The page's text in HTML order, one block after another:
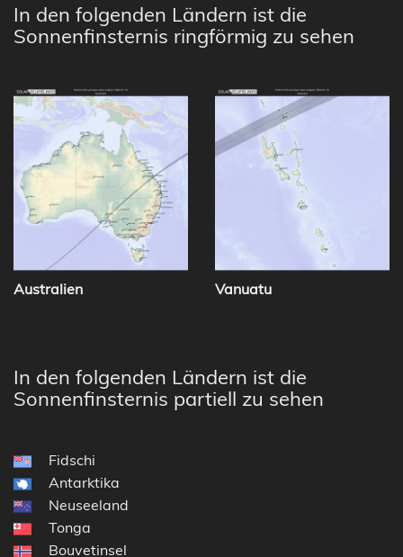
In den folgenden Ländern ist die
Sonnenfinsternis ringförmig zu sehen
Australien Vanuatu
In den folgenden Ländern ist die
Sonnenfinsternis partiell zu sehen
Fidschi
Antarktika
Neuseeland
Tonga
Bouvetinsel